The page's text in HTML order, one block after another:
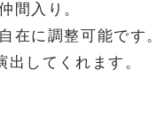
間入り。
在に調整可能です。
してくれます。